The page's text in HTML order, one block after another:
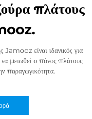
πλάτους
Jamooz είναι ιδανικός για
μειωθεί ο πόνος πλάτους
παραγωγικότητα.